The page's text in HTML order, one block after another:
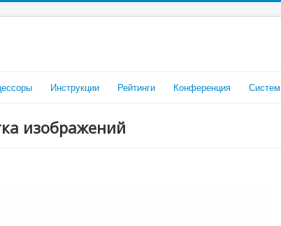
Инструкции Рейтинги Конференция
изображений